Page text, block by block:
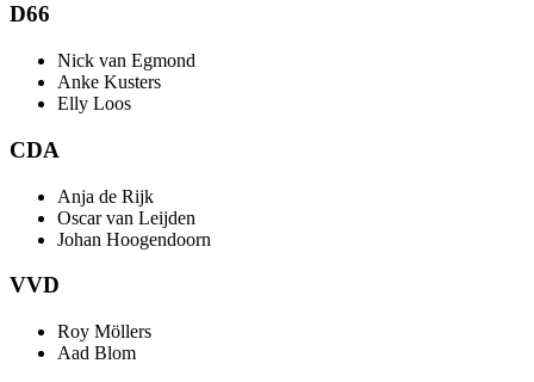
D66
Nick van Egmond
Anke Kusters
Elly Loos
CDA
Anja de Rijk
Oscar van Leijden
Johan Hoogendoorn
VVD
Roy Möllers
Aad Blom